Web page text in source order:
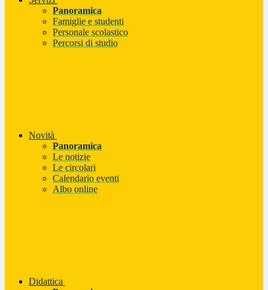
Panoramica
Famiglie e studenti
Personale scolastico
Percorsi di studio
Novità
Panoramica
Le notizie
Le circolari
Calendario eventi
Albo online
Didattica